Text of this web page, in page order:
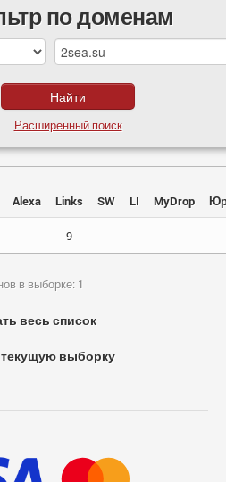
по доменам
Расширенный поиск
Alexa Links SW LI MyDrop
9
в выборке: 1
весь список
текущую выборку